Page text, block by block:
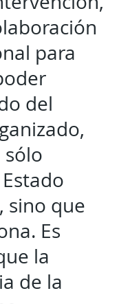
para
del
sólo
sino que
Es
la
de la